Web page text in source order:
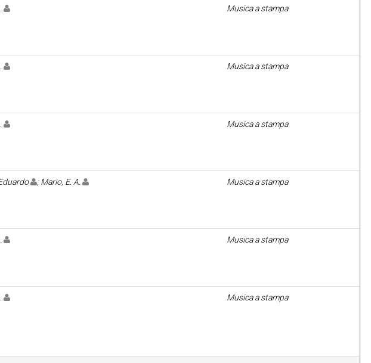
Musica a stampa
Musica a stampa
Musica a stampa
; Mario, E. A. Musica a stampa
Musica a stampa
Musica a stampa